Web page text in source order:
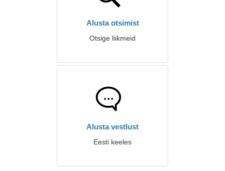
Alusta otsimist
Otsige liikmeid
Alusta vestlust
Eesti keeles